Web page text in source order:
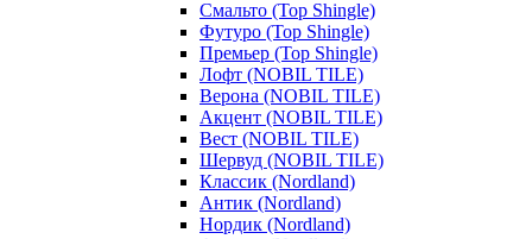
Смальто (Top Shingle)
Футуро (Top Shingle)
Премьер (Top Shingle)
Лофт (NOBIL TILE)
Верона (NOBIL TILE)
Акцент (NOBIL TILE)
Вест (NOBIL TILE)
Шервуд (NOBIL TILE)
Классик (Nordland)
Антик (Nordland)
Нордик (Nordland)